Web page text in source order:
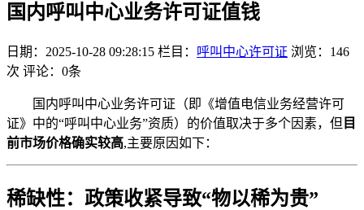
国内呼叫中心业务许可证值钱
日期：2025-10-28 09:28:15 栏目： 呼叫中心许可证 浏览：146
次 评论：0条
国内呼叫中心业务许可证（即《增值电信业务经营许可
证》中的“呼叫中心业务”资质）的价值取决于多个因素，但 目
前市场价格确实较高,主要原因如下：
稀缺性：政策收紧导致“物以稀为贵”